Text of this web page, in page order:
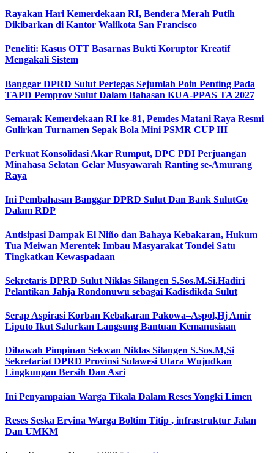
Rayakan Hari Kemerdekaan RI, Bendera Merah Putih
Dikibarkan di Kantor Walikota San Francisco
Peneliti: Kasus OTT Basarnas Bukti Koruptor Kreatif
Mengakali Sistem
Banggar DPRD Sulut Pertegas Sejumlah Poin Penting Pada
TAPD Pemprov Sulut Dalam Bahasan KUA-PPAS TA 2027
Semarak Kemerdekaan RI ke-81, Pemdes Matani Raya Resmi
Gulirkan Turnamen Sepak Bola Mini PSMR CUP III
Perkuat Konsolidasi Akar Rumput, DPC PDI Perjuangan
Minahasa Selatan Gelar Musyawarah Ranting se-Amurang
Raya
Ini Pembahasan Banggar DPRD Sulut Dan Bank SulutGo
Dalam RDP
Antisipasi Dampak El Niño dan Bahaya Kebakaran, Hukum
Tua Meiwan Merentek Imbau Masyarakat Tondei Satu
Tingkatkan Kewaspadaan
Sekretaris DPRD Sulut Niklas Silangen S.Sos.M.Si.Hadiri
Pelantikan Jahja Rondonuwu sebagai Kadisdikda Sulut
Serap Aspirasi Korban Kebakaran Pakowa–Aspol,Hj Amir
Liputo Ikut Salurkan Langsung Bantuan Kemanusiaan
Dibawah Pimpinan Sekwan Niklas Silangen S.Sos.M,Si
Sekretariat DPRD Provinsi Sulawesi Utara Wujudkan
Lingkungan Bersih Dan Asri
Ini Penyampaian Warga Tikala Dalam Reses Yongki Limen
Reses Seska Ervina Warga Boltim Titip , infrastruktur Jalan
Dan UMKM